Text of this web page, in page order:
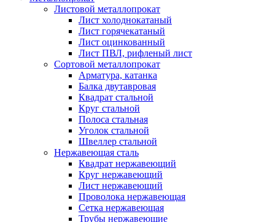
Листовой металлопрокат
Лист холоднокатаный
Лист горячекатаный
Лист оцинкованный
Лист ПВЛ, рифленый лист
Сортовой металлопрокат
Арматура, катанка
Балка двутавровая
Квадрат стальной
Круг стальной
Полоса стальная
Уголок стальной
Швеллер стальной
Нержавеющая сталь
Квадрат нержавеющий
Круг нержавеющий
Лист нержавеющий
Проволока нержавеющая
Сетка нержавеющая
Трубы нержавеющие